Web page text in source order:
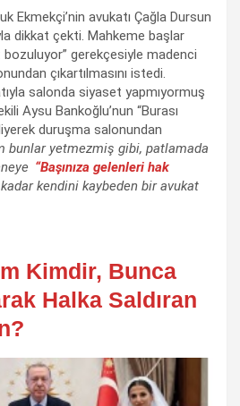
Ekmekçi’nin avukatı Çağla Dursun
dikkat çekti. Mahkeme başlar
gerekçesiyle madenci
çıkartılmasını istedi.
salonda siyaset yapmıyormuş
Aysu Bankoğlu’nun “Burası
duruşma salonundan
bunlar yetmezmiş gibi, patlamada
“Başınıza gelenleri hak
kendini kaybeden bir avukat
Kimdir, Bunca
Halka Saldıran